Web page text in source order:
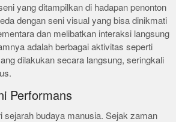
yang ditampilkan di hadapan penonton
dengan seni visual yang bisa dinikmati
dan melibatkan interaksi langsung
adalah berbagai aktivitas seperti
dilakukan secara langsung, seringkali
Performans
sejarah budaya manusia. Sejak zaman